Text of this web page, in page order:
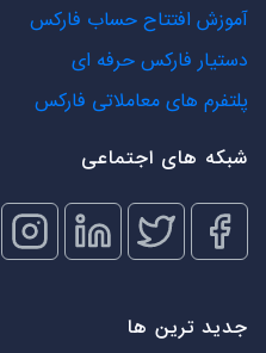
آموزش افتتاح حساب فارکس
دستیار فارکس حرفه ای
پلتفرم های معاملاتی فارکس
شبکه های اجتماعی
جدید ترین ها